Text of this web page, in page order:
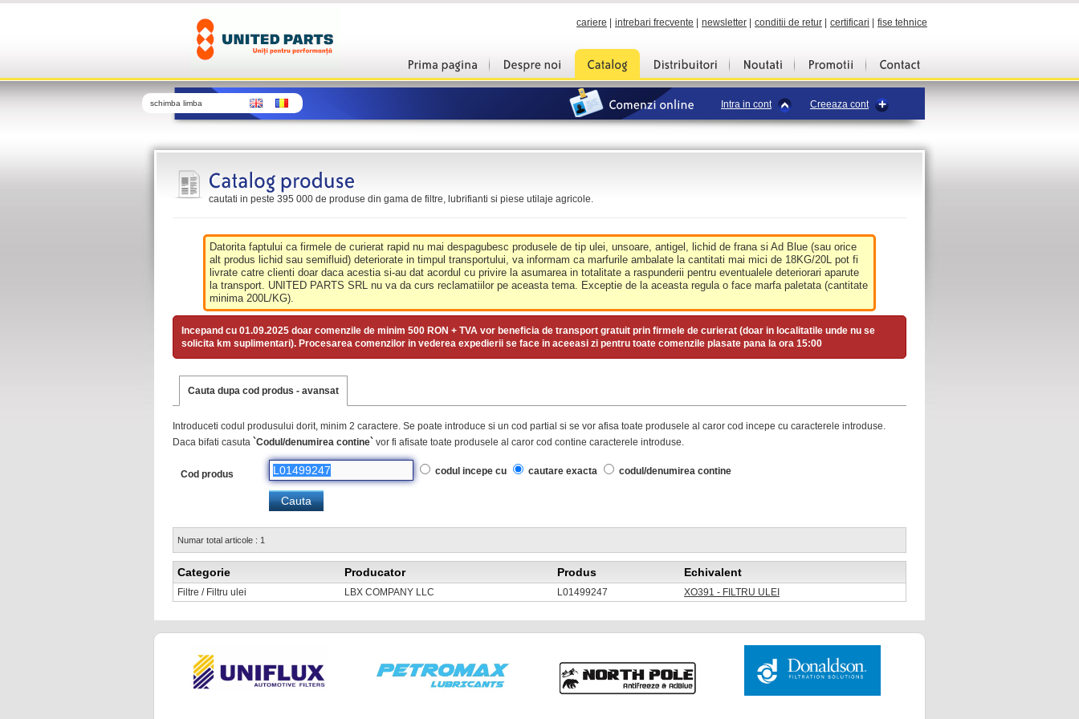
cariere intrebari frecvente newsletter conditii de retur certificari fise tehnice
schimba limba Intra in cont Creeaza cont
cautati in peste 395 000 de produse din gama de filtre, lubrifianti si piese utilaje agricole.
Datorita faptului ca firmele de curierat rapid nu mai despagubesc produsele de tip ulei, unsoare, antigel, lichid de frana si Ad Blue (sau orice
alt produs lichid sau semifluid) deteriorate in timpul transportului, va informam ca marfurile ambalate la cantitati mai mici de 18KG/20L pot fi
livrate catre clienti doar daca acestia si-au dat acordul cu privire la asumarea in totalitate a raspunderii pentru eventualele deteriorari aparute
la transport. UNITED PARTS SRL nu va da curs reclamatiilor pe aceasta tema. Exceptie de la aceasta regula o face marfa paletata (cantitate
minima 200L/KG).
Incepand cu 01.09.2025 doar comenzile de minim 500 RON + TVA vor beneficia de transport gratuit prin firmele de curierat (doar in localitatile unde nu se
solicita km suplimentari). Procesarea comenzilor in vederea expedierii se face in aceeasi zi pentru toate comenzile plasate pana la ora 15:00
Cauta dupa cod produs - avansat
Introduceti codul produsului dorit, minim 2 caractere. Se poate introduce si un cod partial si se vor afisa toate produsele al caror cod incepe cu caracterele introduse.
Daca bifati casuta `Codul/denumirea contine` vor fi afisate toate produsele al caror cod contine caracterele introduse.
Cod produs codul incepe cu cautare exacta codul/denumirea contine
Numar total articole : 1
Categorie Producator Produs Echivalent
Filtre / Filtru ulei LBX COMPANY LLC L01499247 XO391 - FILTRU ULEI